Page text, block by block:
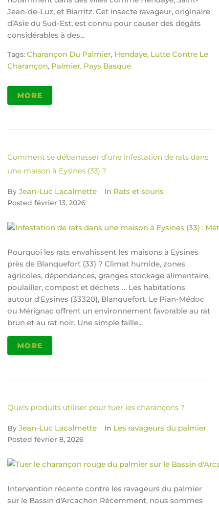
Jean-de-Luz, et Biarritz. Cet insecte ravageur, originaire
d’Asie du Sud-Est, est connu pour causer des dégâts
considérables à des...
Tags: Charançon Du Palmier, Hendaye, Lutte Contre Le
Charançon, Palmier, Pays Basque
MORE
Comment se débarrasser d’une infestation de rats dans
une maison à Eysines (33) ?
By Jean-Luc Lacalmette In Rats et souris
Posted février 13, 2026
Pourquoi les rats envahissent les maisons à Eysines
près de Blanquefort (33) ? Climat humide, zones
agricoles, dépendances, granges stockage alimentaire,
poulailler, compost et déchets … Les habitations
autour d'Eysines (33320), Blanquefort, Le Pian-Médoc
ou Mérignac offrent un environnement favorable au rat
brun et au rat noir. Une simple faille...
MORE
Quels produits utiliser pour tuer les charançons ?
By Jean-Luc Lacalmette In Les ravageurs du palmier
Posted février 8, 2026
Intervention récente contre les ravageurs du palmier
sur le Bassin d'Arcachon Récemment, nous sommes